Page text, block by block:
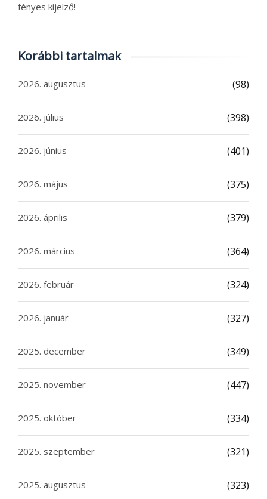
fényes kijelző!
Korábbi tartalmak
2026. augusztus (98)
2026. július (398)
2026. június (401)
2026. május (375)
2026. április (379)
2026. március (364)
2026. február (324)
2026. január (327)
2025. december (349)
2025. november (447)
2025. október (334)
2025. szeptember (321)
2025. augusztus (323)